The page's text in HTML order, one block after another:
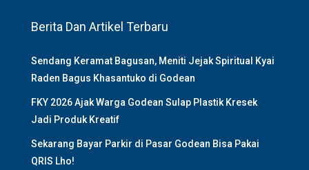
Berita Dan Artikel Terbaru
Sendang Keramat Bagusan, Meniti Jejak Spiritual Kyai
Raden Bagus Khasantuko di Godean
FKY 2026 Ajak Warga Godean Sulap Plastik Kresek
Jadi Produk Kreatif
Sekarang Bayar Parkir di Pasar Godean Bisa Pakai
QRIS Lho!